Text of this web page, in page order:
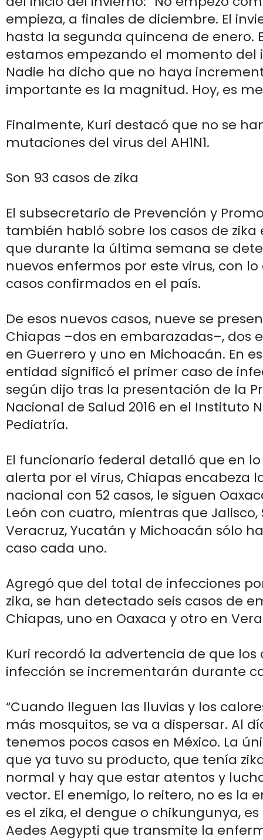
empieza, a finales de diciembre. El
hasta la segunda quincena de enero.
estamos empezando el momento del
Nadie ha dicho que no haya
importante es la magnitud. Hoy, es
Finalmente, Kuri destacó que no se
mutaciones del virus del AH1N1.
Son 93 casos de zika
El subsecretario de Prevención y
también habló sobre los casos de zika
que durante la última semana se
nuevos enfermos por este virus, con
casos confirmados en el país.
De esos nuevos casos, nueve se
Chiapas –dos en embarazadas–, dos
en Guerrero y uno en Michoacán. En
entidad significó el primer caso de
según dijo tras la presentación de la
Nacional de Salud 2016 en el Instituto
Pediatría.
El funcionario federal detalló que en
alerta por el virus, Chiapas encabeza
nacional con 52 casos, le siguen
León con cuatro, mientras que Jalisco,
Veracruz, Yucatán y Michoacán sólo
caso cada uno.
Agregó que del total de infecciones
zika, se han detectado seis casos de
Chiapas, uno en Oaxaca y otro en
Kuri recordó la advertencia de que los
infección se incrementarán durante
“Cuando lleguen las lluvias y los
más mosquitos, se va a dispersar. Al
tenemos pocos casos en México. La
que ya tuvo su producto, que tenía
normal y hay que estar atentos y
vector. El enemigo, lo reitero, no es la
es el zika, el dengue o chikungunya,
Aedes Aegypti que transmite la